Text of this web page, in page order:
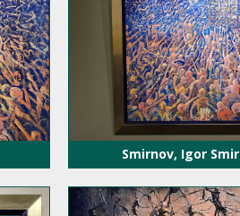
Smirnov, Igor